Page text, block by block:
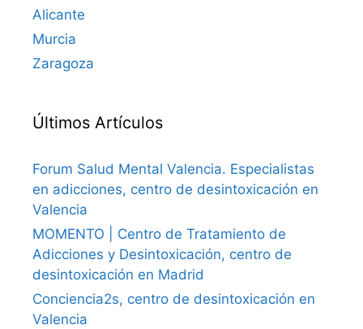
Alicante
Murcia
Zaragoza
Últimos Artículos
Forum Salud Mental Valencia. Especialistas
en adicciones, centro de desintoxicación en
Valencia
MOMENTO | Centro de Tratamiento de
Adicciones y Desintoxicación, centro de
desintoxicación en Madrid
Conciencia2s, centro de desintoxicación en
Valencia